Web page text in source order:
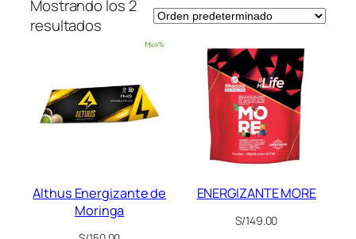
Mostrando los 2
resultados
Althus Energizante de
Moringa
ENERGIZANTE MORE
S/149.00